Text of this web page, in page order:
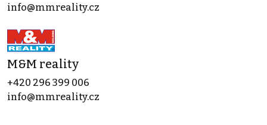
info@mmreality.cz
M&M reality
+420 296 399 006
info@mmreality.cz